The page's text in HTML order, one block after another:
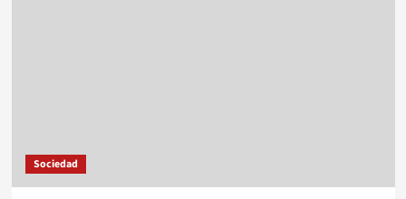
Sociedad